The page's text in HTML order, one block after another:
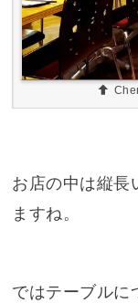
お店の中は縦長
ますね。
ではテーブルに